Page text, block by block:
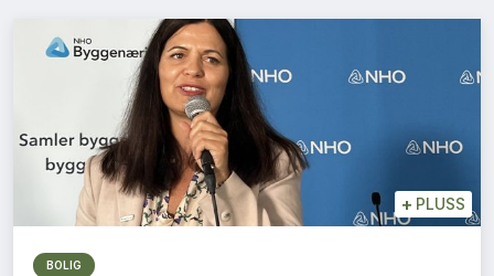
Eiendom
Tips redaksjonen
+ PLUSS
BOLIG